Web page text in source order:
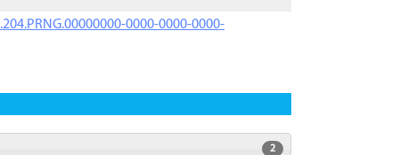
0000-0000-0000-
2